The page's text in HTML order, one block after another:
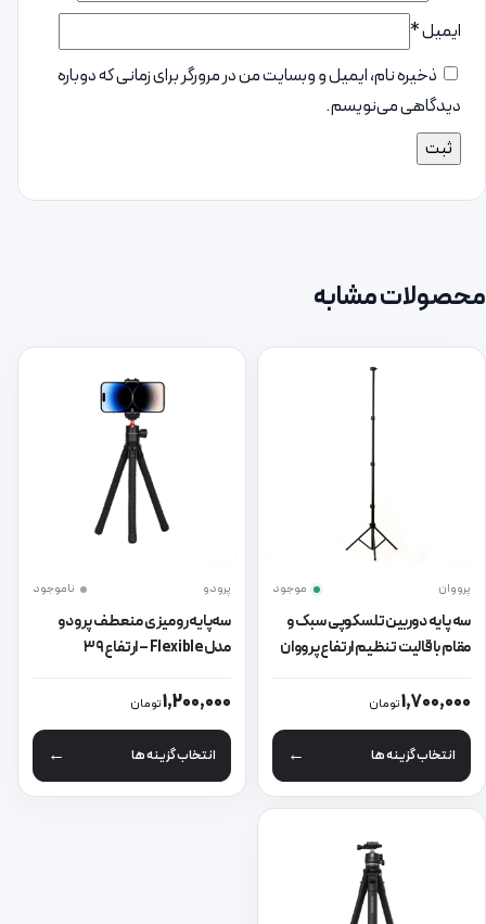
ایمیل*
ذخیره نام، ایمیل و وبسایت من در مرورگر برای زمانی که دوباره
دیدگاهی می‌نویسم.
محصولات مشابه
پرووان موجود
سه پایه دوربین تلسکوپی سبک و
مقام باقالیت تنظیم ارتفاع پرووان
1,700,000تومان
انتخاب گزینه ها
این محصول دارای انواع مختلفی می باشد. گزینه ها ممکن است در
پرودو ناموجود
سه‌پایه رومیزی منعطف پرودو
مدل Flexible – ارتفاع ۳۹
تا ۲ کیلوگرم
1,200,000تومان
انتخاب گزینه ها
این محصول دارای انواع مختلفی